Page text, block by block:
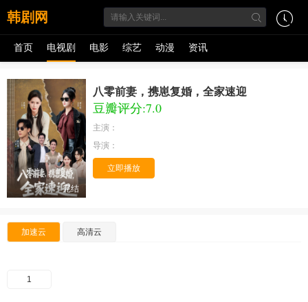
韩剧网
首页 电视剧 电影 综艺 动漫 资讯
完结
八零前妻，携崽复婚，全家速迎
豆瓣评分:7.0
主演：
导演：
立即播放
加速云 高清云
1